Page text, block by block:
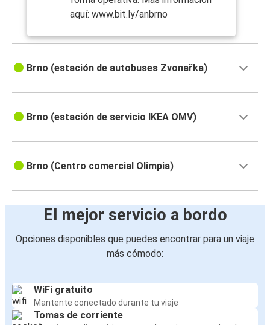
aquí: www.bit.ly/anbrno
Brno (estación de autobuses Zvonařka)
Brno (estación de servicio IKEA OMV)
Brno (Centro comercial Olimpia)
El mejor servicio a bordo
Opciones disponibles que puedes encontrar para un viaje
más cómodo:
WiFi gratuito
Mantente conectado durante tu viaje
Tomas de corriente